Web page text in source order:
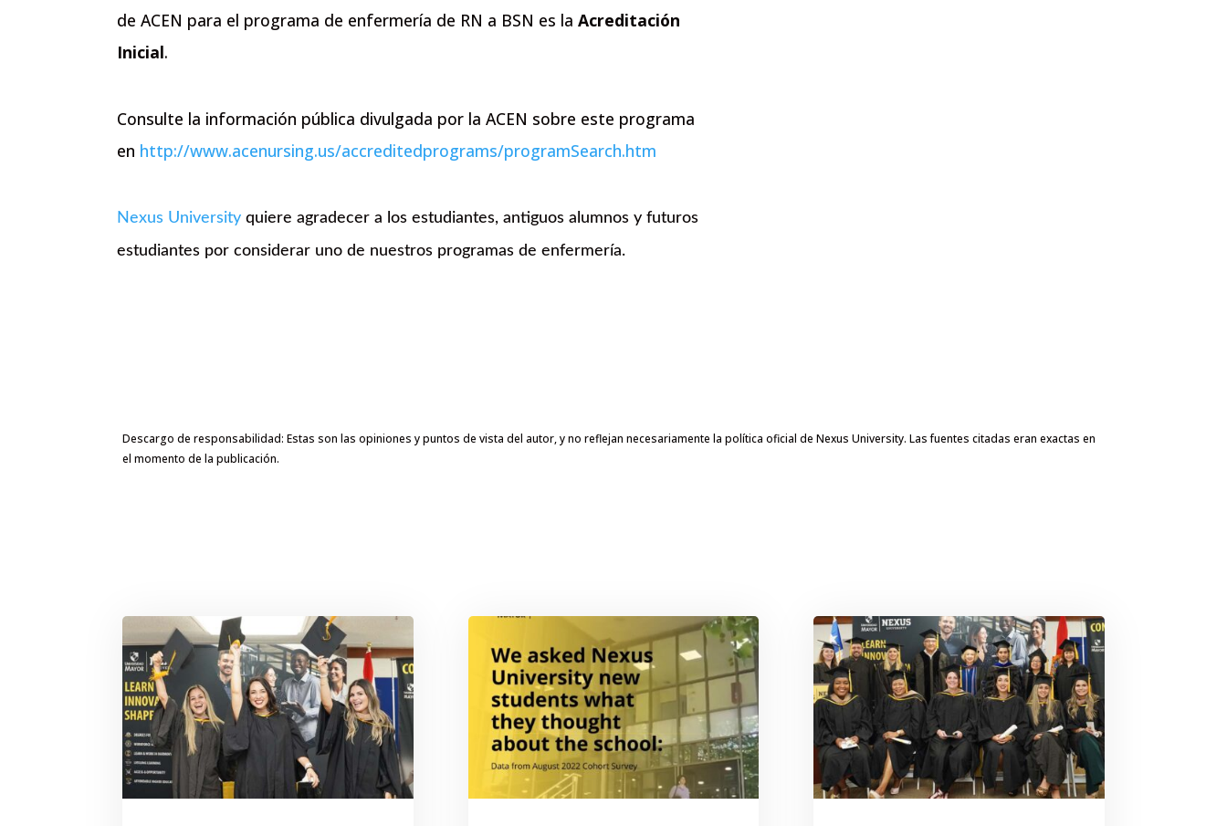
de ACEN para el programa de enfermería de RN a BSN es la Acreditación
Inicial.
Consulte la información pública divulgada por la ACEN sobre este programa
en http://www.acenursing.us/accreditedprograms/programSearch.htm
Nexus Universityquiere agradecer a los estudiantes, antiguos alumnos y futuros
estudiantes por considerar uno de nuestros programas de enfermería.
Descargo de responsabilidad: Estas son las opiniones y puntos de vista del autor, y no reflejan necesariamente la política oficial de Nexus University. Las fuentes citadas eran exactas en
el momento de la publicación.